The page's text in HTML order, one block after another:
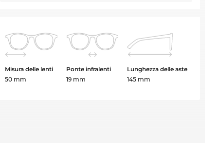
Misura delle lenti
50 mm
Ponte infralenti
19 mm
Lunghezza delle aste
145 mm